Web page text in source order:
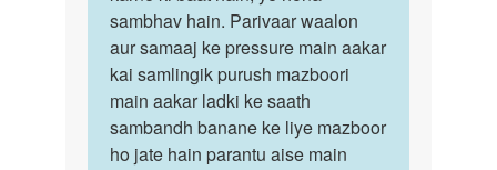
ko
chod
sakte…
by
Hariya
sambhav hain. Parivaar waalon
aur samaaj ke pressure main aakar
kai samlingik purush mazboori
main aakar ladki ke saath
sambandh banane ke liye mazboor
ho jate hain parantu aise main